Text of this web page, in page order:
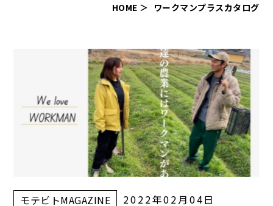
HOME ワークマンプラスカタログ
モテビトMAGAZINE 2022年02月04日